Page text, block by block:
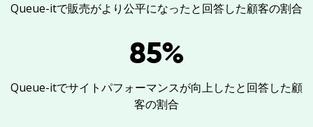
Queue-itで販売がより公平になったと回答した顧客の割合
85%
Queue-itでサイトパフォーマンスが向上したと回答した顧
客の割合